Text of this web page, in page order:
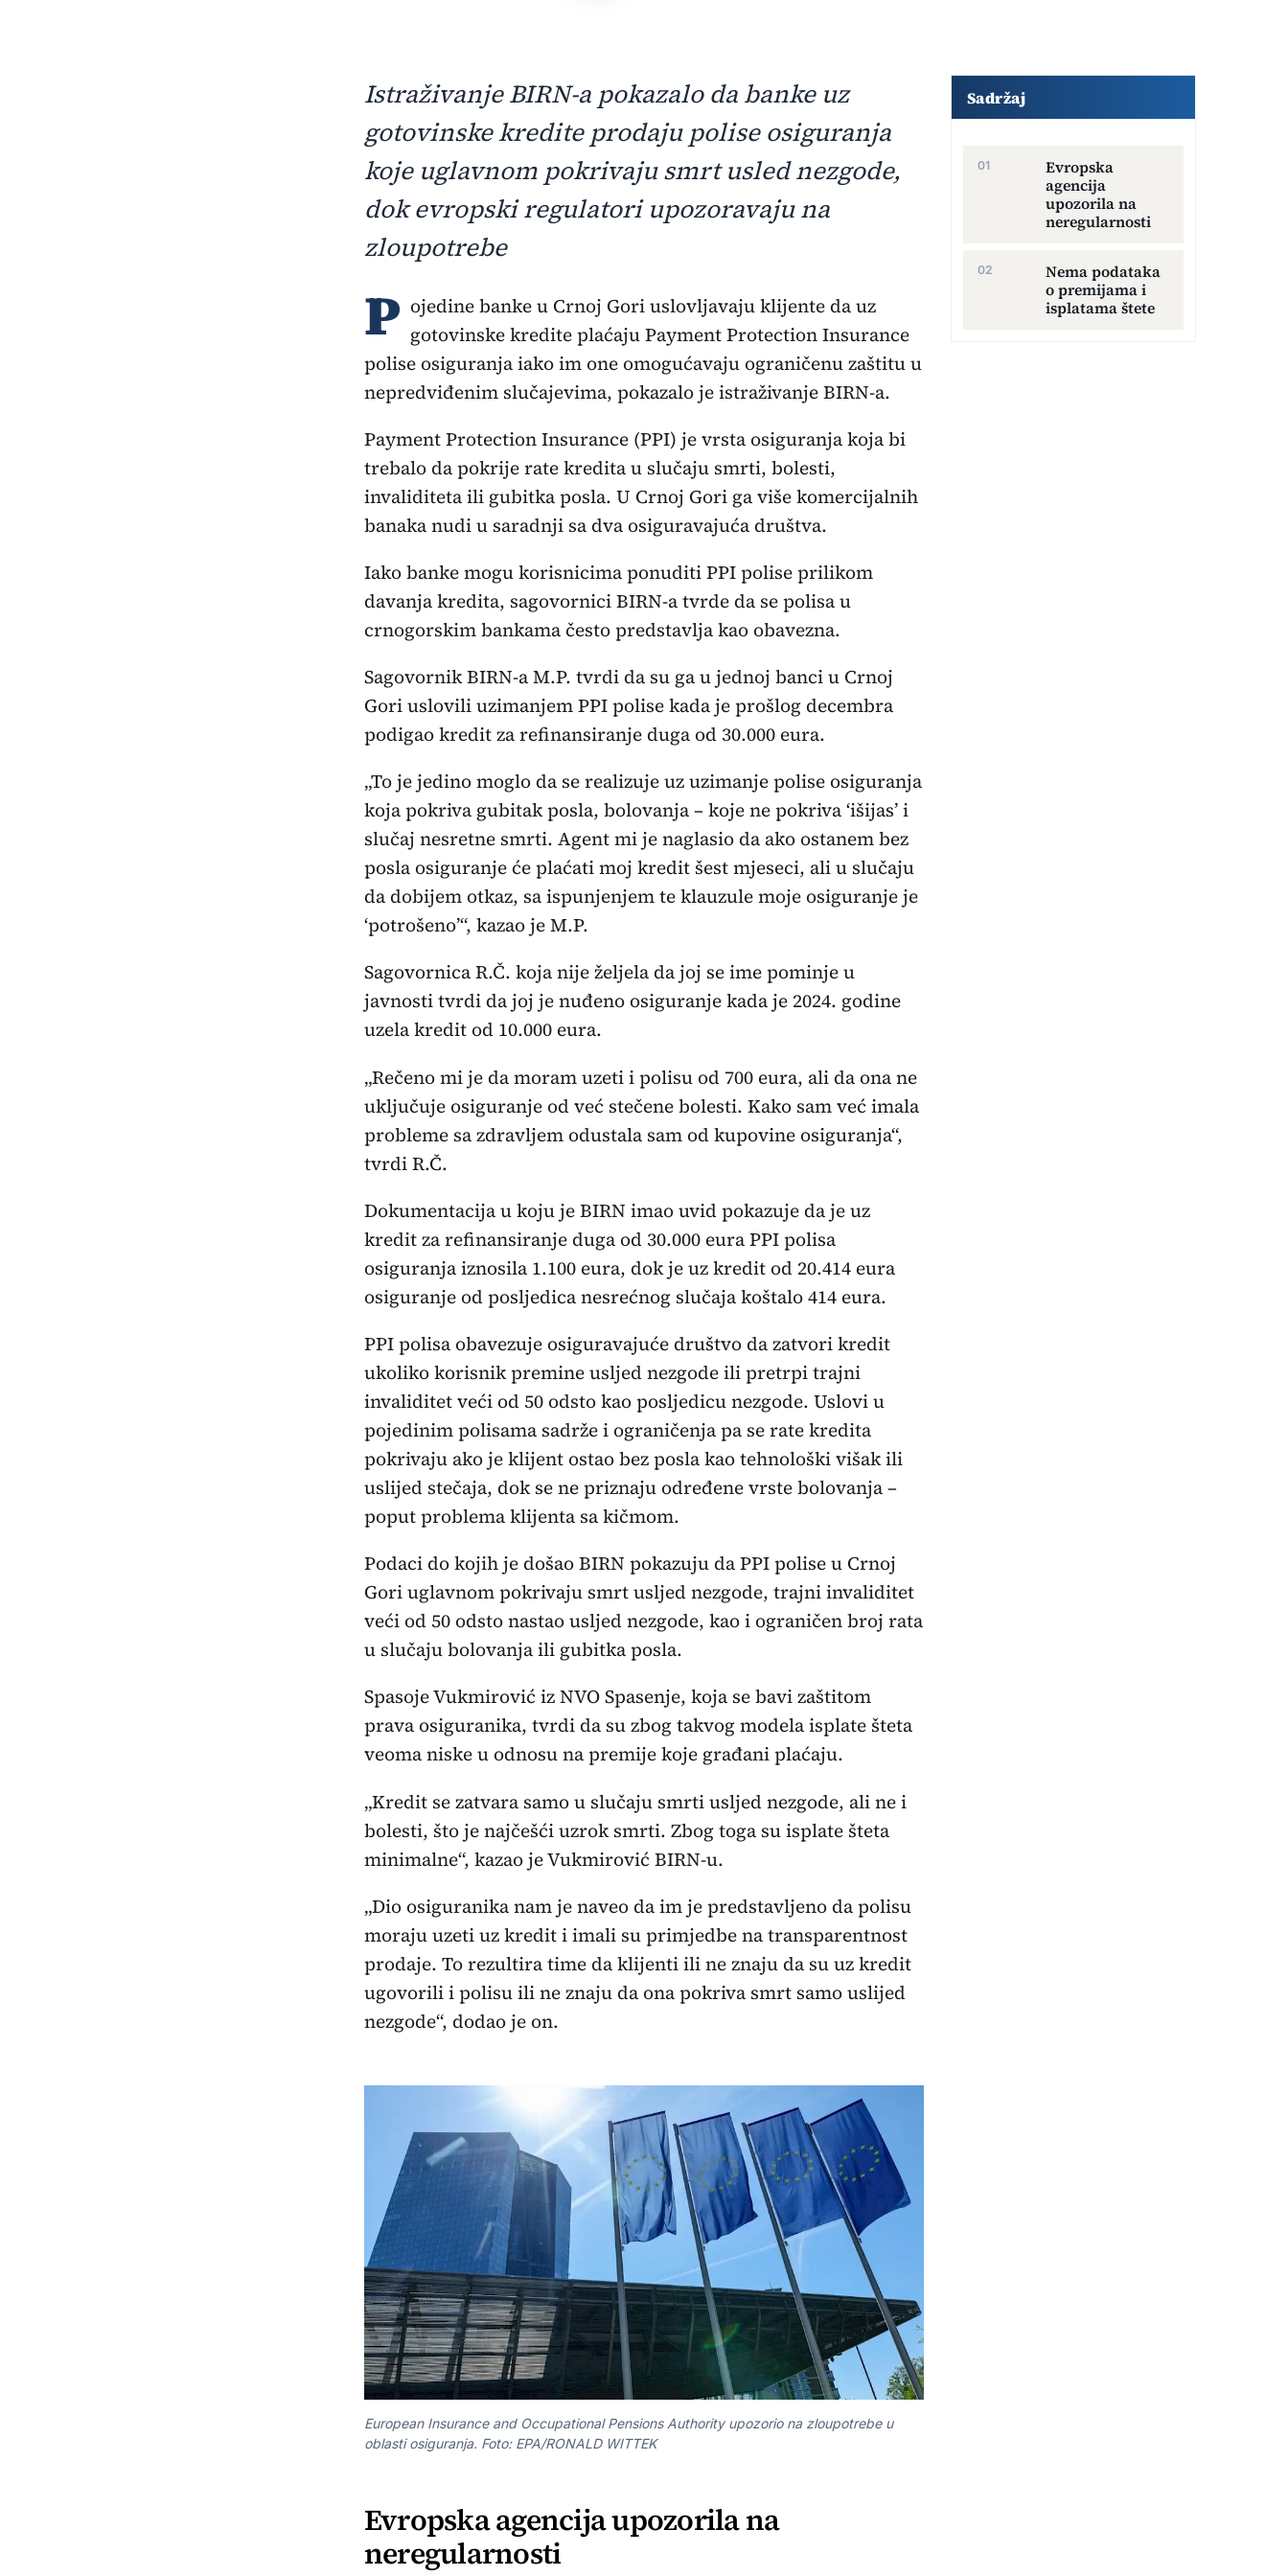
Istraživanje BIRN-a pokazalo da banke uz
gotovinske kredite prodaju polise osiguranja
koje uglavnom pokrivaju smrt usled nezgode,
dok evropski regulatori upozoravaju na
zloupotrebe
P ojedine banke u Crnoj Gori uslovljavaju klijente da uz
gotovinske kredite plaćaju Payment Protection Insurance
polise osiguranja iako im one omogućavaju ograničenu zaštitu u
nepredviđenim slučajevima, pokazalo je istraživanje BIRN-a.
Payment Protection Insurance (PPI) je vrsta osiguranja koja bi
trebalo da pokrije rate kredita u slučaju smrti, bolesti,
invaliditeta ili gubitka posla. U Crnoj Gori ga više komercijalnih
banaka nudi u saradnji sa dva osiguravajuća društva.
Iako banke mogu korisnicima ponuditi PPI polise prilikom
davanja kredita, sagovornici BIRN-a tvrde da se polisa u
crnogorskim bankama često predstavlja kao obavezna.
Sagovornik BIRN-a M.P. tvrdi da su ga u jednoj banci u Crnoj
Gori uslovili uzimanjem PPI polise kada je prošlog decembra
podigao kredit za refinansiranje duga od 30.000 eura.
„To je jedino moglo da se realizuje uz uzimanje polise osiguranja
koja pokriva gubitak posla, bolovanja – koje ne pokriva ‘išijas’ i
slučaj nesretne smrti. Agent mi je naglasio da ako ostanem bez
posla osiguranje će plaćati moj kredit šest mjeseci, ali u slučaju
da dobijem otkaz, sa ispunjenjem te klauzule moje osiguranje je
‘potrošeno’“, kazao je M.P.
Sagovornica R.Č. koja nije željela da joj se ime pominje u
javnosti tvrdi da joj je nuđeno osiguranje kada je 2024. godine
uzela kredit od 10.000 eura.
„Rečeno mi je da moram uzeti i polisu od 700 eura, ali da ona ne
uključuje osiguranje od već stečene bolesti. Kako sam već imala
probleme sa zdravljem odustala sam od kupovine osiguranja“,
tvrdi R.Č.
Dokumentacija u koju je BIRN imao uvid pokazuje da je uz
kredit za refinansiranje duga od 30.000 eura PPI polisa
osiguranja iznosila 1.100 eura, dok je uz kredit od 20.414 eura
osiguranje od posljedica nesrećnog slučaja koštalo 414 eura.
PPI polisa obavezuje osiguravajuće društvo da zatvori kredit
ukoliko korisnik premine usljed nezgode ili pretrpi trajni
invaliditet veći od 50 odsto kao posljedicu nezgode. Uslovi u
pojedinim polisama sadrže i ograničenja pa se rate kredita
pokrivaju ako je klijent ostao bez posla kao tehnološki višak ili
uslijed stečaja, dok se ne priznaju određene vrste bolovanja –
poput problema klijenta sa kičmom.
Podaci do kojih je došao BIRN pokazuju da PPI polise u Crnoj
Gori uglavnom pokrivaju smrt usljed nezgode, trajni invaliditet
veći od 50 odsto nastao usljed nezgode, kao i ograničen broj rata
u slučaju bolovanja ili gubitka posla.
Spasoje Vukmirović iz NVO Spasenje, koja se bavi zaštitom
prava osiguranika, tvrdi da su zbog takvog modela isplate šteta
veoma niske u odnosu na premije koje građani plaćaju.
„Kredit se zatvara samo u slučaju smrti usljed nezgode, ali ne i
bolesti, što je najčešći uzrok smrti. Zbog toga su isplate šteta
minimalne“, kazao je Vukmirović BIRN-u.
„Dio osiguranika nam je naveo da im je predstavljeno da polisu
moraju uzeti uz kredit i imali su primjedbe na transparentnost
prodaje. To rezultira time da klijenti ili ne znaju da su uz kredit
ugovorili i polisu ili ne znaju da ona pokriva smrt samo uslijed
nezgode“, dodao je on.
European Insurance and Occupational Pensions Authority upozorio na zloupotrebe u
oblasti osiguranja. Foto: EPA/RONALD WITTEK
Evropska agencija upozorila na
neregularnosti
Sadržaj
Evropska
agencija
upozorila na
neregularnosti
Nema podataka
o premijama i
isplatama štete